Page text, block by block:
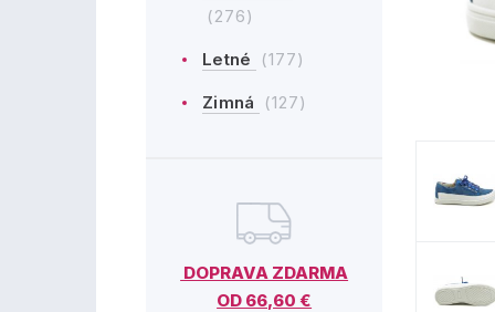
(276)
Letné (177)
Zimná (127)
DOPRAVA ZDARMA
OD 66,60 €